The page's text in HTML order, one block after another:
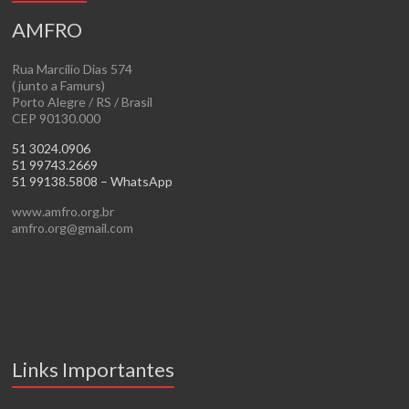
AMFRO
Rua Marcílio Dias 574
( junto a Famurs)
Porto Alegre / RS / Brasil
CEP 90130.000
51 3024.0906
51 99743.2669
51 99138.5808 – WhatsApp
www.amfro.org.br
amfro.org@gmail.com
Links Importantes